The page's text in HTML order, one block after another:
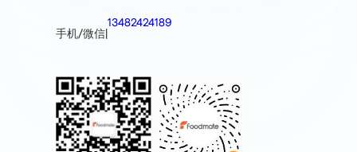
手机/微信|
13482424189